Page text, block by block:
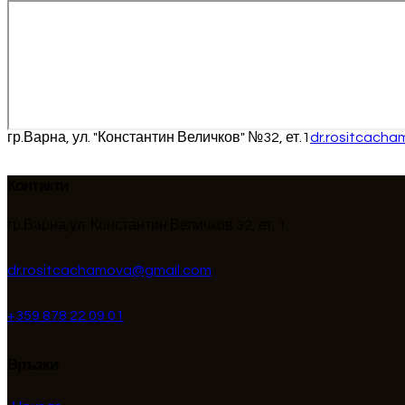
гр.Варна, ул. "Константин Величков" №32, ет.1
dr.rositcachamova@gmail.com
+359 878 22 09 01